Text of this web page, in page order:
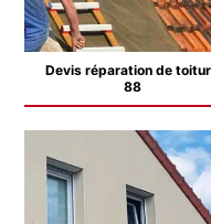
Devis réparation de
88